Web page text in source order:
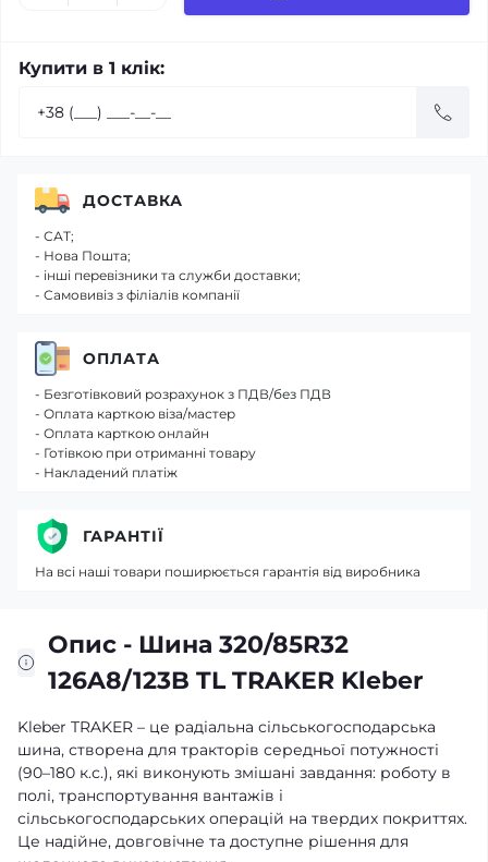
Купити в 1 клік:
Опис - Шина 320/85R32
126A8/123B TL TRAKER Kleber
Kleber TRAKER – це радіальна сільськогосподарська
шина, створена для тракторів середньої потужності
(90–180 к.с.), які виконують змішані завдання: роботу в
полі, транспортування вантажів і
сільськогосподарських операцій на твердих покриттях.
Це надійне, довговічне та доступне рішення для
ДОСТАВКА
- САТ;
- Нова Пошта;
- інші перевізники та служби доставки;
- Самовивіз з філіалів компанії
ОПЛАТА
- Безготівковий розрахунок з ПДВ/без ПДВ
- Оплата карткою віза/мастер
- Оплата карткою онлайн
- Готівкою при отриманні товару
- Накладений платіж
ГАРАНТІЇ
На всі наші товари поширюється гарантія від виробника